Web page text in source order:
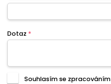
Dotaz *
Souhlasím se zpracováním